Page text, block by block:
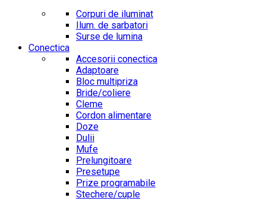
Corpuri de iluminat
Ilum. de sarbatori
Surse de lumina
Conectica
Accesorii conectica
Adaptoare
Bloc multipriza
Bride/coliere
Cleme
Cordon alimentare
Doze
Dulii
Mufe
Prelungitoare
Presetupe
Prize programabile
Stechere/cuple